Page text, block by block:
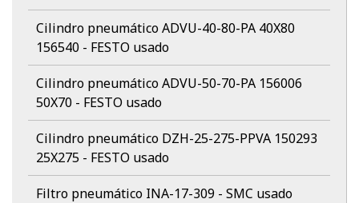
Cilindro pneumático ADVU-40-80-PA 40X80
156540 - FESTO usado
Cilindro pneumático ADVU-50-70-PA 156006
50X70 - FESTO usado
Cilindro pneumático DZH-25-275-PPVA 150293
25X275 - FESTO usado
Filtro pneumático INA-17-309 - SMC usado